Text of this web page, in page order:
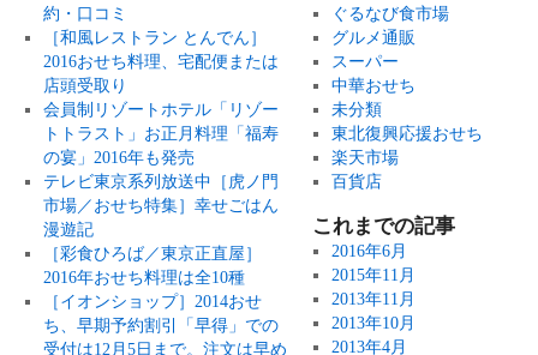
約・口コミ
［和風レストラン とんでん］
2016おせち料理、宅配便または
店頭受取り
会員制リゾートホテル「リゾー
トトラスト」お正月料理「福寿
の宴」2016年も発売
テレビ東京系列放送中［虎ノ門
市場／おせち特集］幸せごはん
漫遊記
［彩食ひろば／東京正直屋］
2016年おせち料理は全10種
［イオンショップ］2014おせ
ち、早期予約割引「早得」での
受付は12月5日まで。注文は早め
ぐるなび食市場
グルメ通販
スーパー
中華おせち
未分類
東北復興応援おせち
楽天市場
百貨店
これまでの記事
2016年6月
2015年11月
2013年11月
2013年10月
2013年4月